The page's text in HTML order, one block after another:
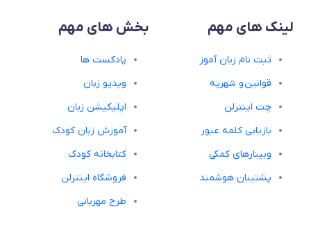
لینک های مهم
ثبت نام زبان آموز
قوانین و شهریه
چت اینترلن
بازیابی کلمه عبور
وبینارهای کمکی
پشتیبان هوشمند
بخش های مهم
پادکست ها
ویدیو زبان
اپلیکیشن زبان
آموزش زبان کودک
کتابخانه کودک
فروشگاه اینترلن
طرح مهربانی